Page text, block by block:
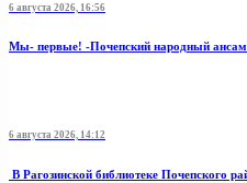
6 августа 2026, 16:56
Мы- первые! -Почепский народный
6 августа 2026, 14:12
В Рагозинской библиотеке Почепского